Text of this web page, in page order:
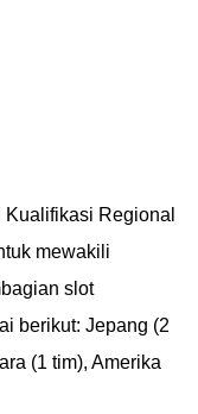
Regional
mewakili
slot
berikut: Jepang (2
(1 tim), Amerika